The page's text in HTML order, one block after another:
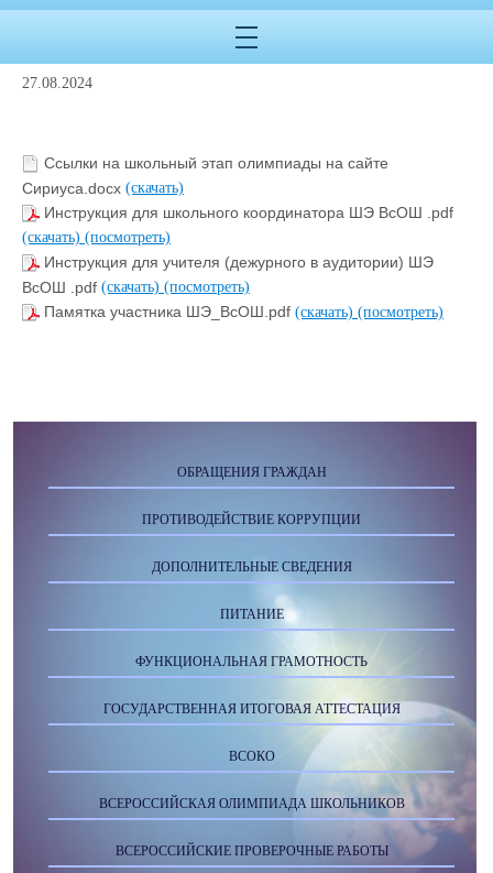
"Сириус"
"Сириус"
27.08.2024
Ссылки на школьный этап олимпиады на сайте
Сириуса.docx (скачать)
Инструкция для школьного координатора ШЭ ВсОШ .pdf
(скачать) (посмотреть)
Инструкция для учителя (дежурного в аудитории) ШЭ
ВсОШ .pdf (скачать) (посмотреть)
Памятка участника ШЭ_ВсОШ.pdf (скачать) (посмотреть)
ОБРАЩЕНИЯ ГРАЖДАН
ПРОТИВОДЕЙСТВИЕ КОРРУПЦИИ
ДОПОЛНИТЕЛЬНЫЕ СВЕДЕНИЯ
ПИТАНИЕ
ФУНКЦИОНАЛЬНАЯ ГРАМОТНОСТЬ
ГОСУДАРСТВЕННАЯ ИТОГОВАЯ АТТЕСТАЦИЯ
ВСОКО
ВСЕРОССИЙСКАЯ ОЛИМПИАДА ШКОЛЬНИКОВ
ВСЕРОССИЙСКИЕ ПРОВЕРОЧНЫЕ РАБОТЫ